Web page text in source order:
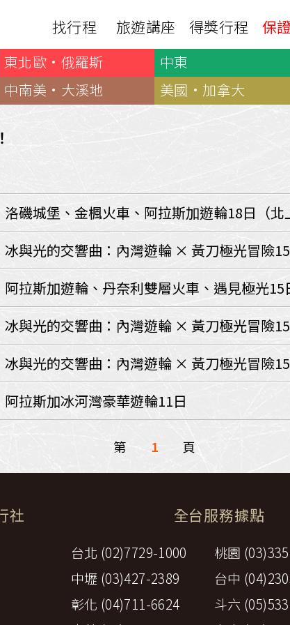
找行程
本
溪
南紀熊野古道
四國
北陸
館
‧谷川
🍁四國山陽
‧演歌天后演唱會
奈良犬山
雪祭
🧧山口縣
級飛鳥-花火節
航
青藏鐵路
華城
非洲
中非９國
西非１８國
馬達加斯加
模里
肯亞
納米比亞
利比亞
摩洛哥
突尼西亞
塞內加爾
中南亞
中亞５國
印度
斯里蘭卡
不丹‧大吉嶺‧喀什
中東
海灣５國
沙烏地阿拉伯
科威特
巴林
紐西蘭
大溪地
旅遊講座 得獎行程 保
載
務確認單
單
外旅遊定型化契約
遊定型化契約
出國資訊
護照申辦
各國電壓
駐台觀光單位
國外旅遊警示
東北歐·俄羅斯 中東
中南美·大溪地 美國·加拿大
洛磯城堡、金楓火車、阿拉斯加遊輪18日（北
冰與光的交響曲：內灣遊輪 × 黃刀極光冒險
阿拉斯加遊輪、丹奈利雙層火車、遇見極光15
冰與光的交響曲：內灣遊輪 × 黃刀極光冒險
冰與光的交響曲：內灣遊輪 × 黃刀極光冒險
阿拉斯加冰河灣豪華遊輪11日
第 1 頁
社 全台服務據點
台北 (02)7729-1000
桃園
中壢 (03)427-2389
台中
彰化 (04)711-6624
斗六